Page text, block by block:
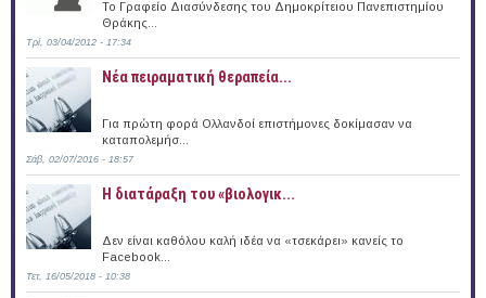
Το Γραφείο Διασύνδεσης του Δημοκρίτειου Πανεπιστημίου
Θράκης...
Τρί, 03/04/2012 - 17:34
Νέα πειραματική θεραπεία...
Για πρώτη φορά Ολλανδοί επιστήμονες δοκίμασαν να
καταπολεμήσ...
Σάβ, 02/07/2016 - 18:57
Η διατάραξη του «βιολογικ...
Δεν είναι καθόλου καλή ιδέα να «τσεκάρει» κανείς το
Facebook...
Τετ, 16/05/2018 - 10:38